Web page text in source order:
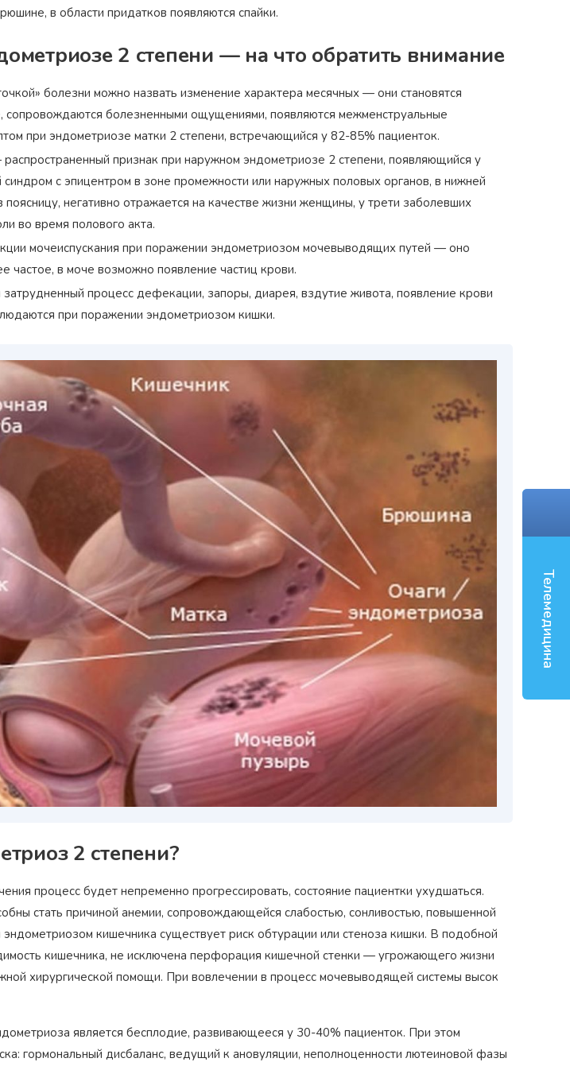
Награжден почетным
лучший лапароскопический хирург
России
в развитие оперативной
гинекологии и эндоскопии
в области придатков появляются спайки.
2 степени — на что обратить внимание
болезни можно назвать изменение характера месячных — они становятся
сопровождаются болезненными ощущениями, появляются межменструальные
при эндометриозе матки 2 степени, встречающийся у 82-85% пациенток.
признак при наружном эндометриозе 2 степени, появляющийся у
с эпицентром в зоне промежности или наружных половых органов, в нижней
поясницу, негативно отражается на качестве жизни женщины, у трети заболевших
во время полового акта.
мочеиспускания при поражении эндометриозом мочевыводящих путей — оно
частое, в моче возможно появление частиц крови.
процесс дефекации, запоры, диарея, вздутие живота, появление крови
при поражении эндометриозом кишки.
2 степени?
процесс будет непременно прогрессировать, состояние пациентки ухудшаться.
стать причиной анемии, сопровождающейся слабостью, сонливостью, повышенной
кишечника существует риск обтурации или стеноза кишки. В подобной
кишечника, не исключена перфорация кишечной стенки — угрожающего жизни
хирургической помощи. При вовлечении в процесс мочевыводящей системы высок
является бесплодие, развивающееся у 30-40% пациенток. При этом
гормональный дисбаланс, ведущий к ановуляции, неполноценности лютеиновой фазы
Телемедицина